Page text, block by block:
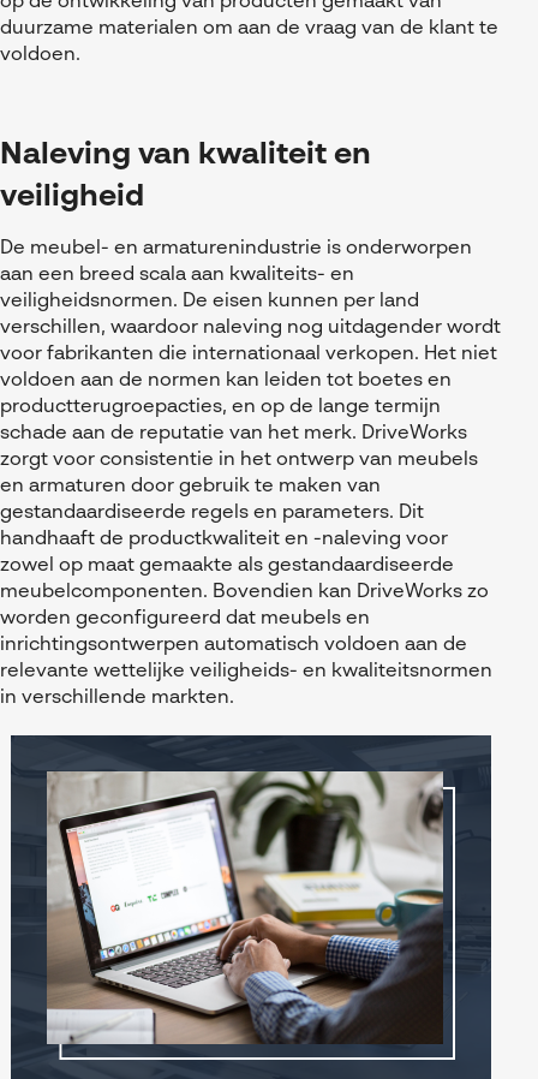
duurzame materialen om aan de vraag van de klant te
voldoen.
Naleving van kwaliteit en
veiligheid
De meubel- en armaturenindustrie is onderworpen
aan een breed scala aan kwaliteits- en
veiligheidsnormen. De eisen kunnen per land
verschillen, waardoor naleving nog uitdagender wordt
voor fabrikanten die internationaal verkopen. Het niet
voldoen aan de normen kan leiden tot boetes en
productterugroepacties, en op de lange termijn
schade aan de reputatie van het merk. DriveWorks
zorgt voor consistentie in het ontwerp van meubels
en armaturen door gebruik te maken van
gestandaardiseerde regels en parameters. Dit
handhaaft de productkwaliteit en -naleving voor
zowel op maat gemaakte als gestandaardiseerde
meubelcomponenten. Bovendien kan DriveWorks zo
worden geconfigureerd dat meubels en
inrichtingsontwerpen automatisch voldoen aan de
relevante wettelijke veiligheids- en kwaliteitsnormen
in verschillende markten.